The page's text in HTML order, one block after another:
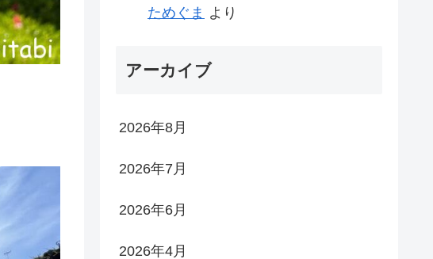
ためぐま より
アーカイブ
2026年8月
2026年7月
2026年6月
2026年4月